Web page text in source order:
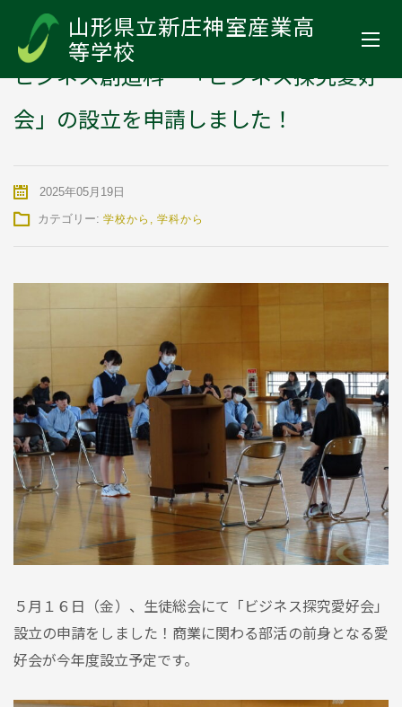
山形県立新庄神室産業高
等学校
科 「ビジネス探究愛好会」の設立を申請しました！
ビジネス創造科 「ビジネス探究愛好
会」の設立を申請しました！
2025年05月19日
カテゴリー: 学校から , 学科から
５月１６日（金）、生徒総会にて「ビジネス探究愛好会」
設立の申請をしました！商業に関わる部活の前身となる愛
好会が今年度設立予定です。